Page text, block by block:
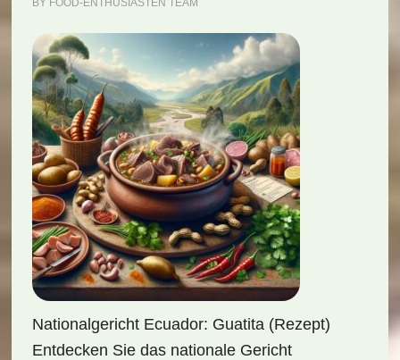
BY FOOD-ENTHUSIASTEN TEAM
Nationalgericht Ecuador: Guatita (Rezept)
Entdecken Sie das nationale Gericht